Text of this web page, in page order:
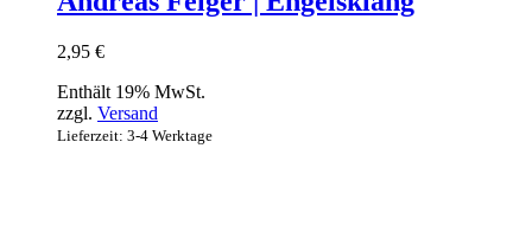
2,95 €
Enthält 19% MwSt.
zzgl. Versand
Lieferzeit: 3-4 Werktage